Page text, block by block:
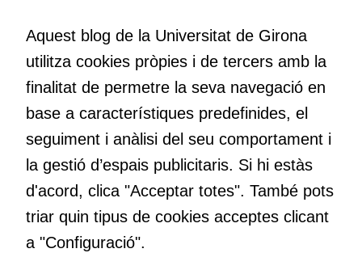
Volem crear espais de reflexió i de debat, espais on qüestionar-
nos el que estem fent, atrevir-nos a pensar noves i millors
maneres de fer-ho i generar plegats idees innovadores.
Educació
transformació. Volem contribuir a millorar-la impulsant
metodologies docents actives i ambients d’aprenentatge
dinàmics.
Aquest blog de la Universitat de Girona
utilitza cookies pròpies i de tercers amb la
finalitat de permetre la seva navegació en
base a característiques predefinides, el
seguiment i anàlisi del seu comportament i
la gestió d’espais publicitaris. Si hi estàs
d'acord, clica "Acceptar totes". També pots
triar quin tipus de cookies acceptes clicant
a "Configuració".
d'experiència
nostre lloc web
tingui el millor
rendiment
possible durant
la vostra visita.
Si rebutgeu
cookies,
algunes